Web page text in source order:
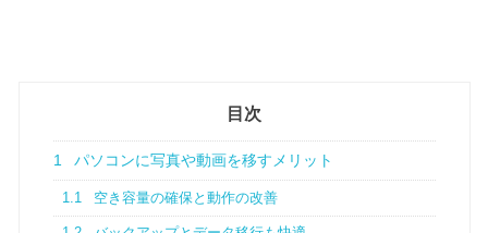
目次
1 パソコンに写真や動画を移すメリット
1.1 空き容量の確保と動作の改善